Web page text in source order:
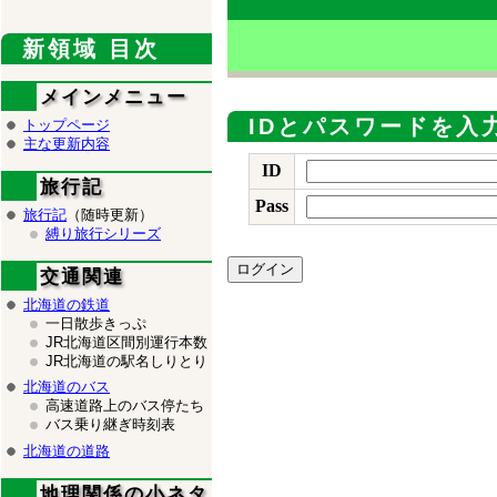
IDとパスワードを入
ID
Pass
新領域 目次
メインメニュー
トップページ
主な更新内容
旅行記
旅行記 （随時更新）
縛り旅行シリーズ
交通関連
北海道の鉄道
一日散歩きっぷ
JR北海道区間別運行本数
JR北海道の駅名しりとり
北海道のバス
高速道路上のバス停たち
バス乗り継ぎ時刻表
北海道の道路